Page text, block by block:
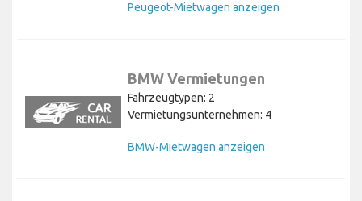
Peugeot-Mietwagen anzeigen
BMW Vermietungen
Fahrzeugtypen: 2
Vermietungsunternehmen: 4
BMW-Mietwagen anzeigen